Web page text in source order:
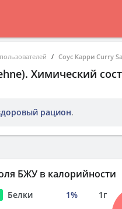
Соус Карри Curry
. Химический
рацион.
БЖУ в калорийности
Белки 1% 1г